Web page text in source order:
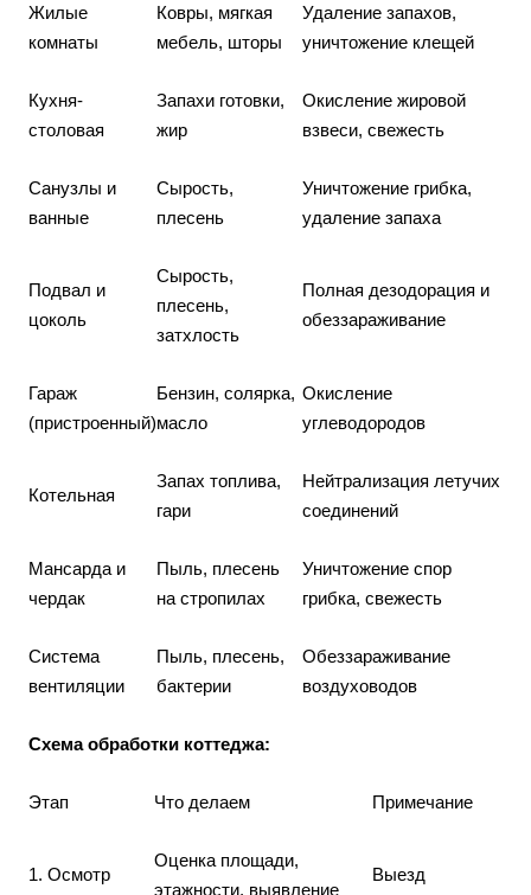
Жилые
комнаты
Ковры, мягкая
мебель, шторы
Удаление запахов,
уничтожение клещей
Кухня-
столовая
Запахи готовки,
жир
Окисление жировой
взвеси, свежесть
Санузлы и
ванные
Сырость,
плесень
Уничтожение грибка,
удаление запаха
Подвал и
цоколь
Сырость,
плесень,
затхлость
Полная дезодорация и
обеззараживание
Гараж
(пристроенный)
Бензин, солярка,
масло
Окисление
углеводородов
Котельная
Запах топлива,
гари
Нейтрализация летучих
соединений
Мансарда и
чердак
Пыль, плесень
на стропилах
Уничтожение спор
грибка, свежесть
Система
вентиляции
Пыль, плесень,
бактерии
Обеззараживание
воздуховодов
Схема обработки коттеджа:
Этап Что делаем Примечание
1. Осмотр
Оценка площади,
этажности, выявление
Выезд